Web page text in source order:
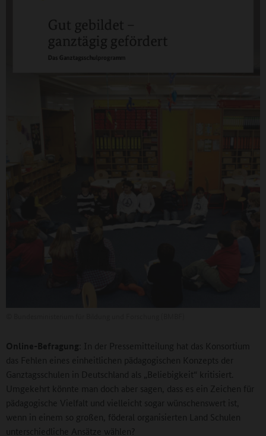
Online-Befragung : In der Pressemitteilung hat das Konsortium
das Fehlen eines einheitlichen pädagogischen Konzepts der
Ganztagsschulen in Deutschland als „Beliebigkeit“ kritisiert.
Umgekehrt könnte man doch aber sagen, dass es ein Zeichen für
pädagogische Vielfalt und vielleicht sogar wünschenswert ist,
wenn in einem so großen, föderal organisierten Land Schulen
unterschiedliche Ansätze wählen?